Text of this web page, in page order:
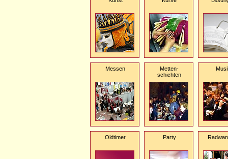
Messen
Metten-
schichten
Oldtimer Party